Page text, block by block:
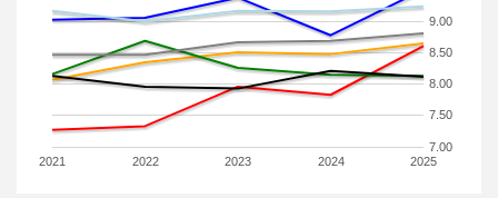
2021 2022 2023 2024 2025
7.00
7.50
8.00
8.50
9.00